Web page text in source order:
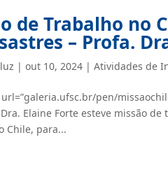
de Trabalho no
– Profa.
|out 10, 2024 |Atividades de
pen/
Elaine Forte esteve missão
Chile, para...